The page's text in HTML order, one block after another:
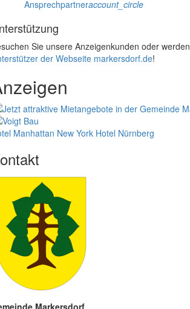
Ansprechpartneraccount_circle
Sie unsere Anzeigenkunden oder
der Webseite markersdorf.de!
Manhattan New York Hotel Nürnberg